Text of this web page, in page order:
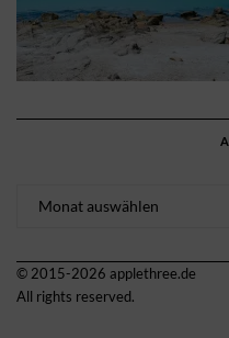
© 2015-2026 applethree.de
All rights reserved.